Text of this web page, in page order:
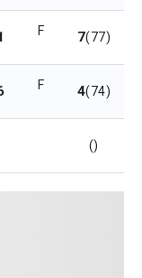
F 7(77)
F 4(74)
()